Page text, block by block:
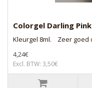
Colorgel Darling Pink
Kleurgel 8ml. Zeer
4,24€
Excl. BTW: 3,50€